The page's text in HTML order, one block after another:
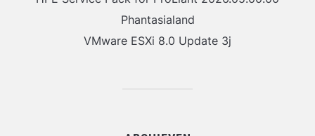
Phantasialand
VMware ESXi 8.0 Update 3j